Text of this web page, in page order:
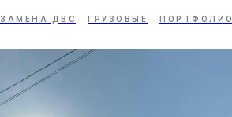
ЗАМЕНА ДВС ГРУЗОВЫЕ ПОРТФОЛИО